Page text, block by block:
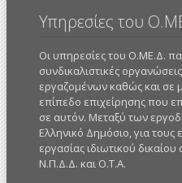
Υπηρεσίες του
Οι υπηρεσίες του Ο.ΜΕ.Δ.
συνδικαλιστικές
εργαζομένων καθώς και σε
επίπεδο επιχείρησης που
σε αυτόν. Μεταξύ των
Ελληνικό Δημόσιο, για
εργασίας ιδιωτικού
Ν.Π.Δ.Δ. και Ο.Τ.Α.